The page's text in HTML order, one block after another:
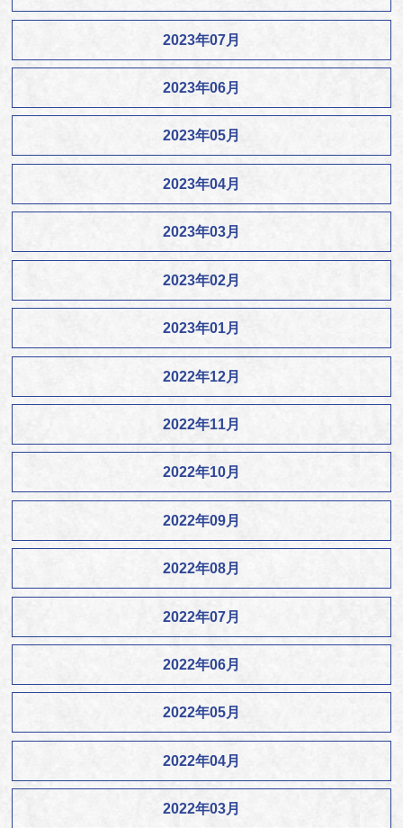
2023年07月
2023年06月
2023年05月
2023年04月
2023年03月
2023年02月
2023年01月
2022年12月
2022年11月
2022年10月
2022年09月
2022年08月
2022年07月
2022年06月
2022年05月
2022年04月
2022年03月